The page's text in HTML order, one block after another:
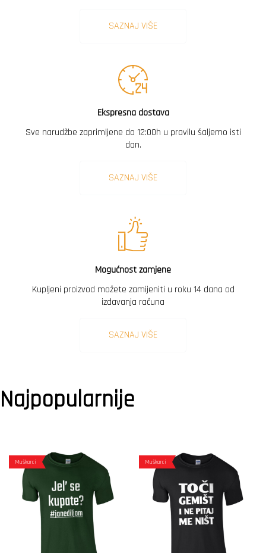
SAZNAJ VIŠE
Ekspresna dostava
Sve narudžbe zaprimljene do 12:00h u pravilu šaljemo isti
dan.
SAZNAJ VIŠE
Mogućnost zamjene
Kupljeni proizvod možete zamijeniti u roku 14 dana od
izdavanja računa
SAZNAJ VIŠE
Najpopularnije
Muškarci Muškarci